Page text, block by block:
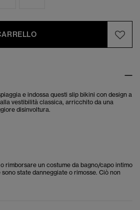
e indossa questi slip bikini con design a
vestibilità classica, arricchito da una
disinvoltura.
rimborsare un costume da bagno/capo intimo
state danneggiate o rimosse. Ciò non